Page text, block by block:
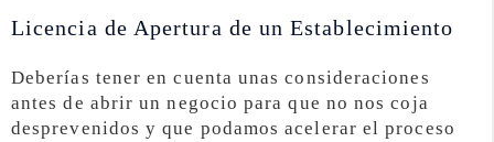
Licencia de Apertura de un Establecimiento
Deberías tener en cuenta unas consideraciones
antes de abrir un negocio para que no nos coja
desprevenidos y que podamos acelerar el proceso